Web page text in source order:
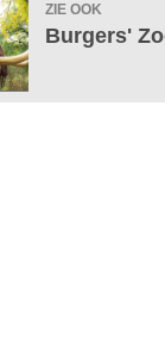
ZIE OOK
Burgers'